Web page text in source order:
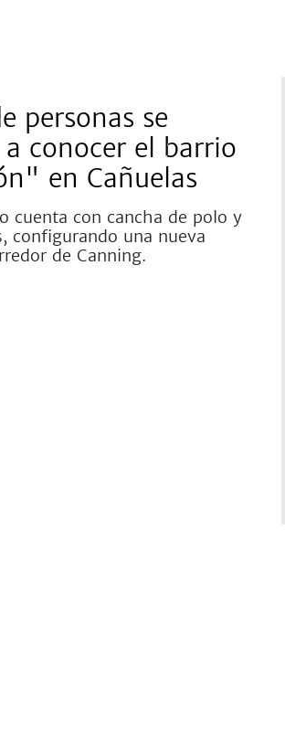
personas se
conocer el barrio
en Cañuelas
cuenta con cancha de polo y
configurando una nueva
de Canning.